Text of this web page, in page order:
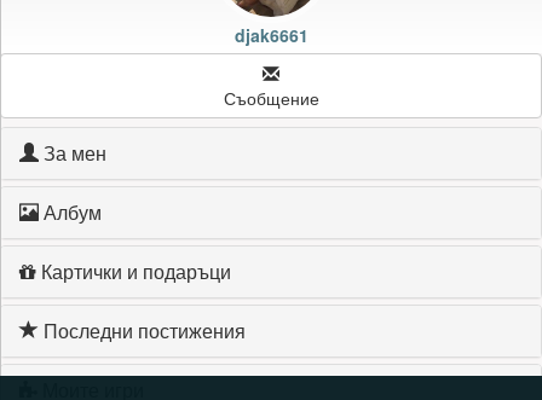
djak6661
Съобщение
За мен
Албум
Картички и подаръци
Последни постижения